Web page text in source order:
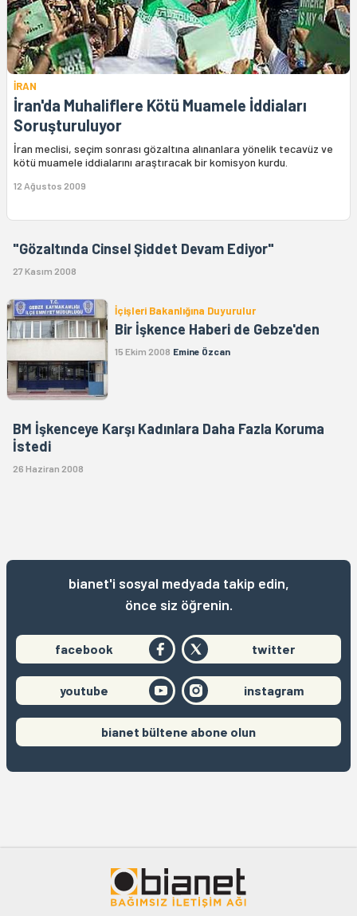
İRAN
İran'da Muhaliflere Kötü Muamele İddiaları
Soruşturuluyor
İran meclisi, seçim sonrası gözaltına alınanlara yönelik tecavüz ve
kötü muamele iddialarını araştıracak bir komisyon kurdu.
12 Ağustos 2009
"Gözaltında Cinsel Şiddet Devam Ediyor"
27 Kasım 2008
İçişleri Bakanlığına Duyurulur
Bir İşkence Haberi de Gebze'den
15 Ekim 2008 Emine Özcan
BM İşkenceye Karşı Kadınlara Daha Fazla Koruma
İstedi
26 Haziran 2008
bianet'i sosyal medyada takip edin,
önce siz öğrenin.
facebook twitter
youtube instagram
bianet bültene abone olun